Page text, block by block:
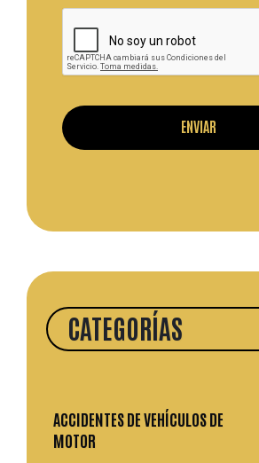
CATEGORÍAS
ACCIDENTES DE VEHÍCULOS DE
MOTOR